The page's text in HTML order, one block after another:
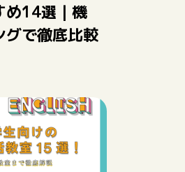
め14選｜機
グで徹底比較